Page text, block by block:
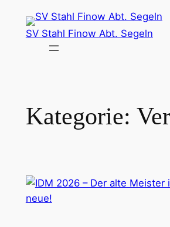
Inhalt
SV Stahl Finow Abt. Segeln
Kategorie: